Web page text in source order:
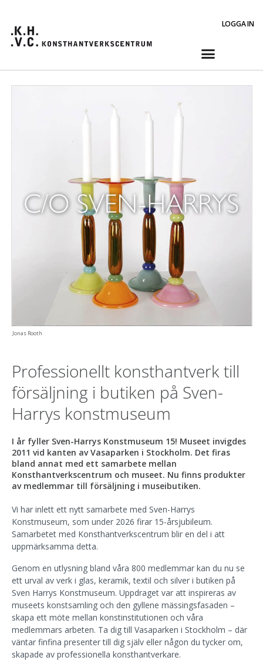
LOGGA IN
Jonas Rooth
Professionellt konsthantverk till
försäljning i butiken på Sven-
Harrys konstmuseum
I år fyller Sven-Harrys Konstmuseum 15! Museet invigdes
2011 vid kanten av Vasaparken i Stockholm. Det firas
bland annat med ett samarbete mellan
Konsthantverkscentrum och museet. Nu finns produkter
av medlemmar till försäljning i museibutiken.
Vi har inlett ett nytt samarbete med Sven-Harrys
Konstmuseum, som under 2026 firar 15-årsjubileum.
Samarbetet med Konsthantverkscentrum blir en del i att
uppmärksamma detta.
Genom en utlysning bland våra 800 medlemmar kan du nu se
ett urval av verk i glas, keramik, textil och silver i butiken på
Sven Harrys Konstmuseum. Uppdraget var att inspireras av
museets konstsamling och den gyllene mässingsfasaden –
skapa ett möte mellan konstinstitutionen och våra
medlemmars arbeten. Ta dig till Vasaparken i Stockholm – där
väntar finfina presenter till dig själv eller någon du tycker om,
skapade av professionella konsthantverkare.